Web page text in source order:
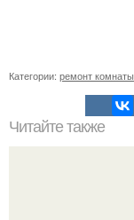
Категории: ремонт комнаты
Читайте также